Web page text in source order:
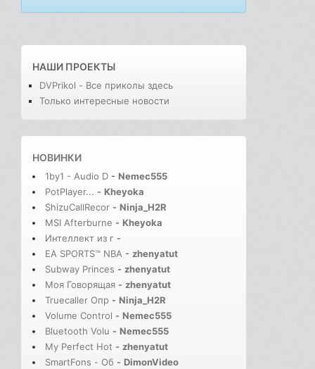
НАШИ ПРОЕКТЫ
DVPrikol - Все приколы здесь
Только интересные новости
НОВИНКИ
1by1 - Audio D - Nemec555
PotPlayer... - Kheyoka
ShizuCallRecor - Ninja_H2R
MSI Afterburne - Kheyoka
Интеллект из г -
EA SPORTS™ NBA - zhenyatut
Subway Princes - zhenyatut
Моя Говорящая - zhenyatut
Truecaller Опр - Ninja_H2R
Volume Control - Nemec555
Bluetooth Volu - Nemec555
My Perfect Hot - zhenyatut
SmartFons - Об - DimonVideo